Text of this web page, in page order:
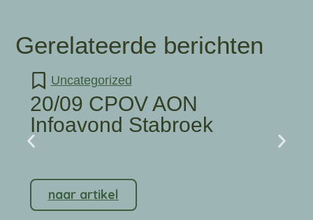
Gerelateerde berichten
Uncategorized
20/09 CPOV AON
Infoavond Stabroek
naar artikel